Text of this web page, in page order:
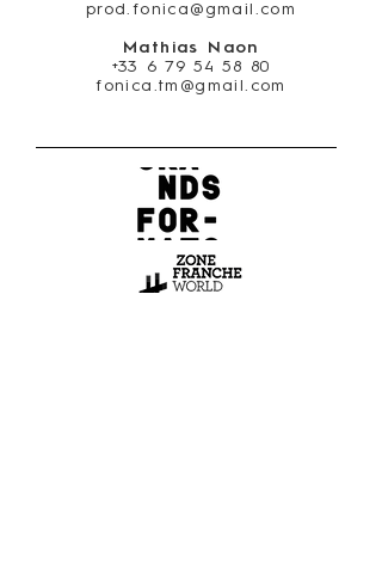
prod.fonica@gmail.com
Mathias Naon
+33 6 79 54 58 80
fonica.tm@gmail.com